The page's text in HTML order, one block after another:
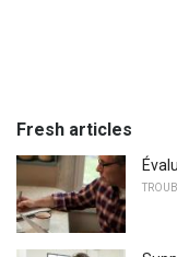
Fresh articles